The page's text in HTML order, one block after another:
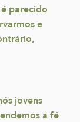
parecido
e
a fé